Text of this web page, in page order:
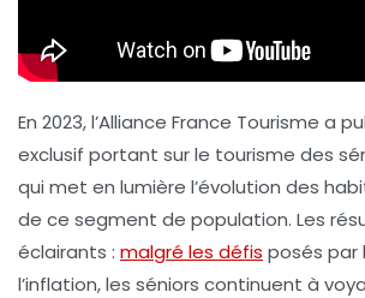
En 2023,l’Alliance France Tourisme a
exclusif portant sur le tourisme des
qui met en lumière l’évolution des
de ce segment de population. Les
éclairants : malgré les défis posés par
l’inflation, les séniors continuent à